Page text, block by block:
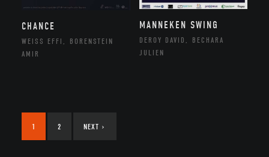
CHANCE
WEISS EFFI, BORENSTEIN
AMIR
MANNEKEN SWING
DEROY DAVID, BECHARA
JULIEN
1 2 NEXT ›